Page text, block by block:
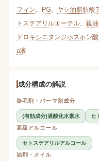
フィン
PG、 ヤシ油脂肪酸
トステアリルエーテル、 親
ドロキシエタンジホスホン
a液
成分構成の解説
染毛剤・パーマ剤成分
(有効成分)過酸化水素水
ヒ
高級アルコール
セトステアリルアルコール
油剤・オイル